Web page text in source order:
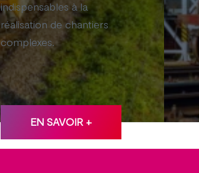
indispensables à la
réalisation de chantiers
complexes.
EN SAVOIR +